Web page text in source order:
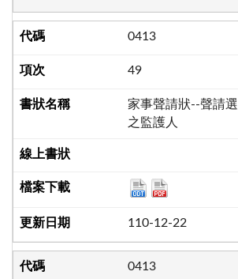
0413
49
家事聲請狀--聲請
之監護人
110-12-22
0413